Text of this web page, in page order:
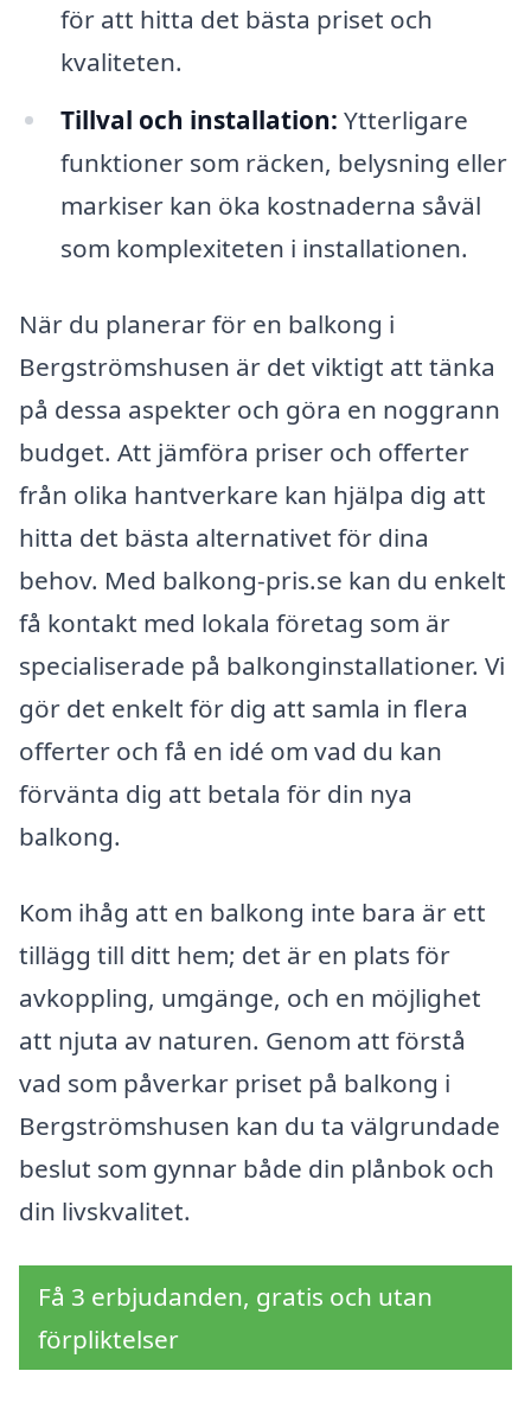
för att hitta det bästa priset och
kvaliteten.
Tillval och installation: Ytterligare
funktioner som räcken, belysning eller
markiser kan öka kostnaderna såväl
som komplexiteten i installationen.
När du planerar för en balkong i
Bergströmshusen är det viktigt att tänka
på dessa aspekter och göra en noggrann
budget. Att jämföra priser och offerter
från olika hantverkare kan hjälpa dig att
hitta det bästa alternativet för dina
behov. Med balkong-pris.se kan du enkelt
få kontakt med lokala företag som är
specialiserade på balkonginstallationer. Vi
gör det enkelt för dig att samla in flera
offerter och få en idé om vad du kan
förvänta dig att betala för din nya
balkong.
Kom ihåg att en balkong inte bara är ett
tillägg till ditt hem; det är en plats för
avkoppling, umgänge, och en möjlighet
att njuta av naturen. Genom att förstå
vad som påverkar priset på balkong i
Bergströmshusen kan du ta välgrundade
beslut som gynnar både din plånbok och
din livskvalitet.
Få 3 erbjudanden, gratis och utan
förpliktelser